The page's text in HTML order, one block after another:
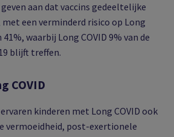
aan dat vaccins gedeeltelijke
een verminderd risico op Long
41%, waarbij Long COVID 9% van de
blijft treffen.
COVID
kinderen met Long COVID ook
vermoeidheid, post-exertionele